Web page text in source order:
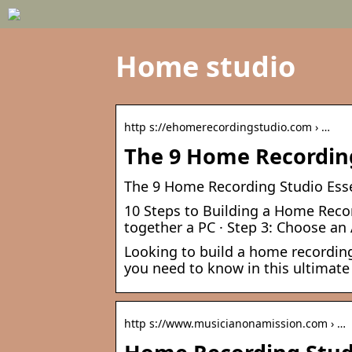
Home studio
http s://ehomerecordingstudio.com › …
The 9 Home
The 9 Home Recording Studio
10 Steps to Building a Home
together a PC · Step 3: Choose
Looking to build a home
you need to know in this
http s://www.musicianonamission.com › …